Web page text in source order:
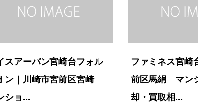
スアーバン宮崎台フォル
ン｜川崎市宮前区宮崎
ショ...
ファミネス宮崎
前区馬絹 マン
却・買取相...